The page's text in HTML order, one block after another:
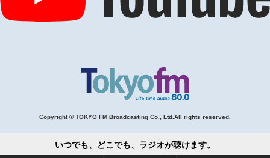
Copyright © TOKYO FM Broadcasting Co., Ltd.All rights reserved.
いつでも、どこでも、ラジオが聴けます。